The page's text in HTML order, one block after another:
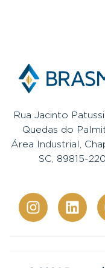
Rua Jacinto
Quedas do
Área Industrial,
SC, 89815-220